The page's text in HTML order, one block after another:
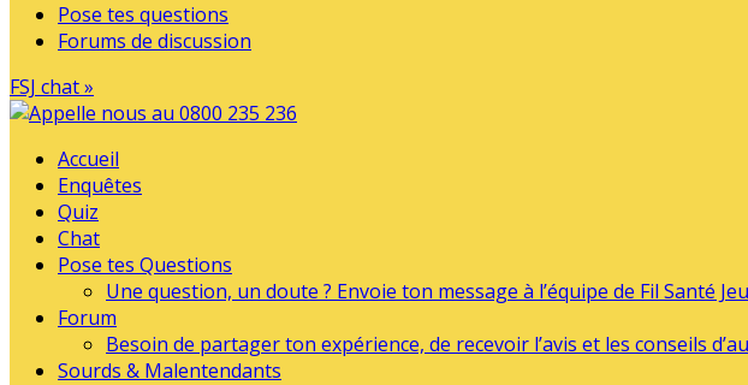
Pose tes questions
Forums de discussion
FSJ chat »
Accueil
Enquêtes
Quiz
Chat
Pose tes Questions
Une question, un doute ? Envoie ton message à l’équipe de Fil Santé
Forum
Besoin de partager ton expérience, de recevoir l’avis et les conseils
Sourds & Malentendants